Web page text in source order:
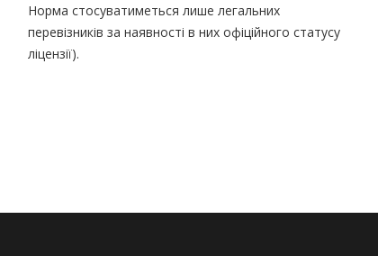
Норма стосуватиметься лише легальних
перевізників за наявності в них офіційного статусу
(ліцензії).